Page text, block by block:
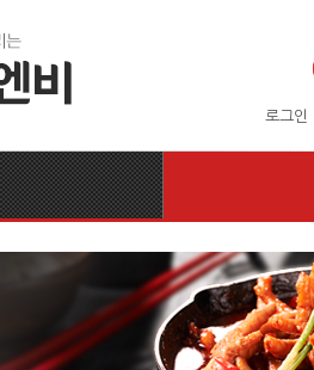
로그인